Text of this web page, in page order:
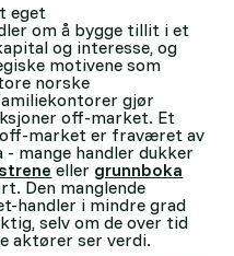
eget
om å bygge tillit i et
og interesse, og
motivene som
norske
gjør
off-market. Et
market er fraværet av
mange handler dukker
eller grunnboka
Den manglende
handler i mindre grad
selv om de over tid
aktører ser verdi.